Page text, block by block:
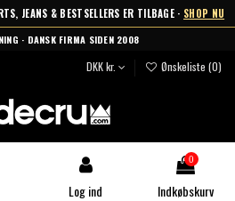
JEANS & BESTSELLERS ER TILBAGE · SHOP NU
· DANSK FIRMA SIDEN 2008
DKK kr. Ønskeliste (0)
Log ind
0
Indkøbskurv